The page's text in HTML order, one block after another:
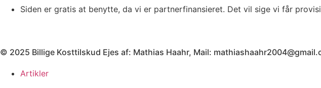
Siden er gratis at benytte, da vi er partnerfinansieret. Det vil sige vi får
© 2025 Billige Kosttilskud Ejes af: Mathias Haahr, Mail:
Artikler